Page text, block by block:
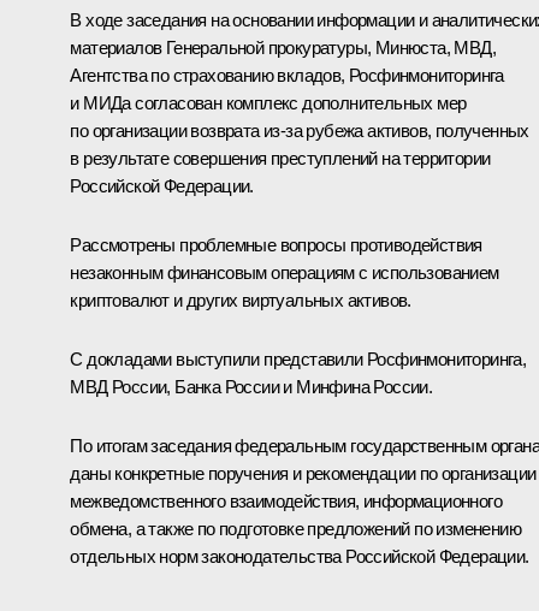
В ходе заседания на основании информации и
материалов Генеральной прокуратуры, Минюста, МВД,
Агентства по страхованию вкладов, Росфинмониторинга
и МИДа согласован комплекс дополнительных мер
по организации возврата из-за рубежа активов, полученных
в результате совершения преступлений на территории
Российской Федерации.
Рассмотрены проблемные вопросы противодействия
незаконным финансовым операциям с использованием
криптовалют и других виртуальных активов.
С докладами выступили представили Росфинмониторинга,
МВД России, Банка России и Минфина России.
По итогам заседания федеральным государственным
даны конкретные поручения и рекомендации по организации
межведомственного взаимодействия, информационного
обмена, а также по подготовке предложений по изменению
отдельных норм законодательства Российской Федерации.